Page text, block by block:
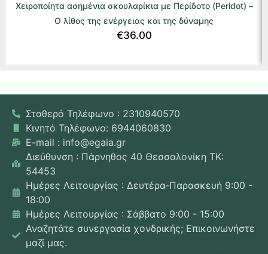
Χειροποίητα ασημένια σκουλαρίκια με Περίδοτο (Peridot) –
Ο λίθος της ενέργειας και της δύναμης
€36.00
Σταθερό Τηλέφωνο : 2310940570
Κινητό Τηλέφωνο: 6944060830
E-mail : info@egaia.gr
Διεύθυνση : Πάρνηθος 40 Θεσσαλονίκη ΤΚ:
54453
Ημέρες Λειτουργίας : Δευτέρα-Παρασκευή 9:00 -
18:00
Ημέρες Λειτουργίας : Σάββατο 9:00 - 15:00
Αναζητάτε συνεργασία χονδρικής; Επικοινωνήστε
μαζί μας.